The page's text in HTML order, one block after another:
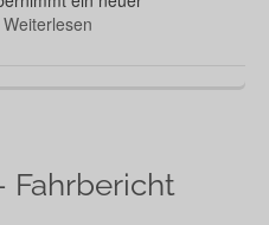
Weiterlesen
Fahrbericht